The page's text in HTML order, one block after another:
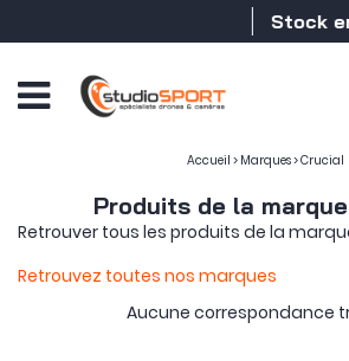
Stock
Accueil > Marques>Crucial
Produits de la
Retrouver tous les produits de la
Retrouvez toutes nos marques
Aucune correspondance